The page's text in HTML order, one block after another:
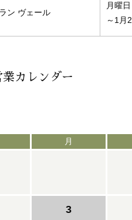
ン ヴェール
月曜
～1月2
カレンダー
月
3